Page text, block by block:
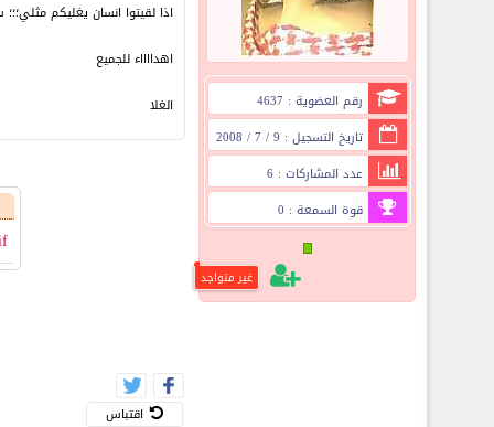
رقم العضوية : 4637
تاريخ التسجيل : 9 / 7 / 2008
عدد المشاركات : 6
قوة السمعة : 0
غير متواجد
اذا لقيتوا انسان يغليكم
اهدااااء للجميع
الغلا
اقتباس